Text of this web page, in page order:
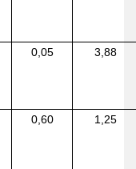
0,05 3,88
0,60 1,25